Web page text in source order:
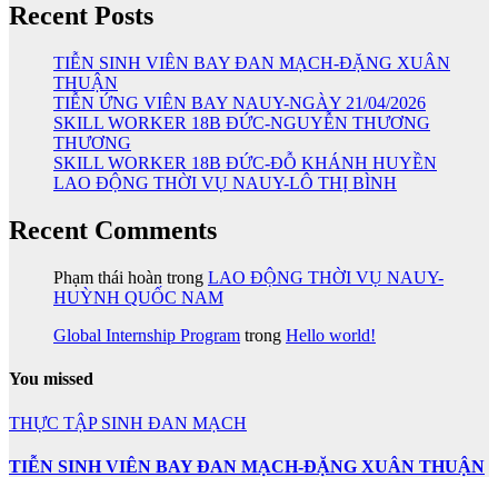
Recent Posts
TIỄN SINH VIÊN BAY ĐAN MẠCH-ĐẶNG XUÂN
THUẬN
TIỄN ỨNG VIÊN BAY NAUY-NGÀY 21/04/2026
SKILL WORKER 18B ĐỨC-NGUYỄN THƯƠNG
THƯƠNG
SKILL WORKER 18B ĐỨC-ĐỖ KHÁNH HUYỀN
LAO ĐỘNG THỜI VỤ NAUY-LÔ THỊ BÌNH
Recent Comments
Phạm thái hoàn trong LAO ĐỘNG THỜI VỤ NAUY-
HUỲNH QUỐC NAM
Global Internship Program trong Hello world!
You missed
THỰC TẬP SINH ĐAN MẠCH
TIỄN SINH VIÊN BAY ĐAN MẠCH-ĐẶNG XUÂN THUẬN